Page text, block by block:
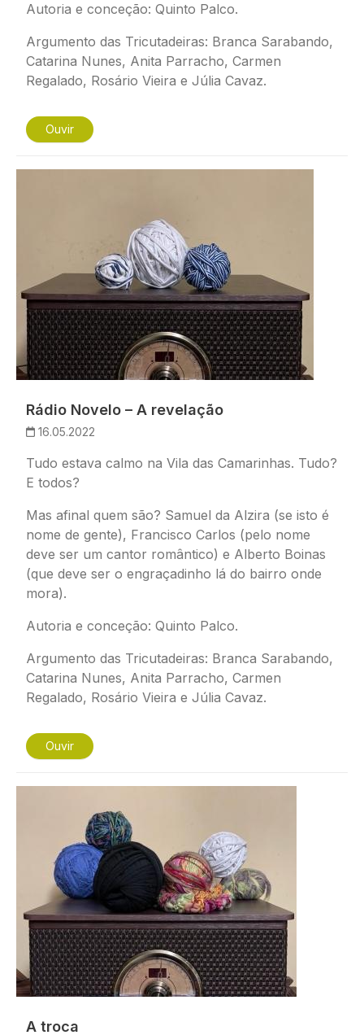
Autoria e conceção: Quinto Palco.
Argumento das Tricutadeiras: Branca Sarabando,
Catarina Nunes, Anita Parracho, Carmen
Regalado, Rosário Vieira e Júlia Cavaz.
Ouvir
Rádio Novelo – A revelação
16.05.2022
Tudo estava calmo na Vila das Camarinhas. Tudo?
E todos?
Mas afinal quem são? Samuel da Alzira (se isto é
nome de gente), Francisco Carlos (pelo nome
deve ser um cantor romântico) e Alberto Boinas
(que deve ser o engraçadinho lá do bairro onde
mora).
Autoria e conceção: Quinto Palco.
Argumento das Tricutadeiras: Branca Sarabando,
Catarina Nunes, Anita Parracho, Carmen
Regalado, Rosário Vieira e Júlia Cavaz.
Ouvir
A troca